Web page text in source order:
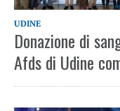
UDINE
Donazione di
Afds di Udine